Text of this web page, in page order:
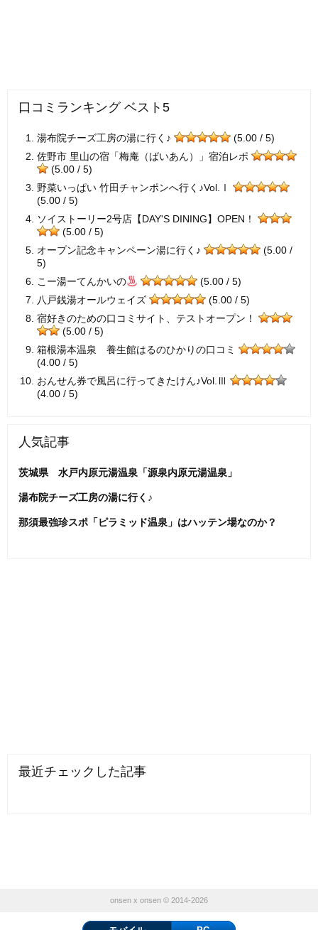
口コミランキング ベスト5
湯布院チーズ工房の湯に行く♪
(5.00 / 5)
佐野市 里山の宿「梅庵（ばいあん）」宿泊レポ
(5.00 / 5)
野菜いっぱい 竹田チャンポンへ行く♪Vol.Ⅰ
(5.00 / 5)
ソイストーリー2号店【DAY'S DINING】OPEN！
(5.00 / 5)
オープン記念キャンペーン湯に行く♪
(5.00 /
5)
こー湯ーてんかいの
(5.00 / 5)
八戸銭湯オールウェイズ
(5.00 / 5)
宿好きのための口コミサイト、テストオープン！
(5.00 / 5)
箱根湯本温泉 養生館はるのひかりの口コミ
(4.00 / 5)
おんせん券で風呂に行ってきたけん♪Vol.Ⅲ
(4.00 / 5)
人気記事
茨城県 水戸内原元湯温泉「源泉内原元湯温泉」
湯布院チーズ工房の湯に行く♪
那須最強珍スポ「ピラミッド温泉」はハッテン場なのか？
最近チェックした記事
onsen x onsen © 2014-2026